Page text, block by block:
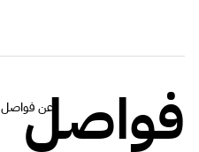
فواصل
عن فواصل